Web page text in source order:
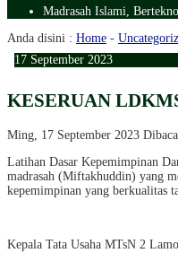
Madrasah Islami,
Anda disini : Home -
17 September 2023
KESERUAN
Ming, 17 September 2023
Latihan Dasar Kepemimpinan
madrasah (Miftakhuddin) yang
kepemimpinan yang berkualitas
Kepala Tata Usaha MTsN 2